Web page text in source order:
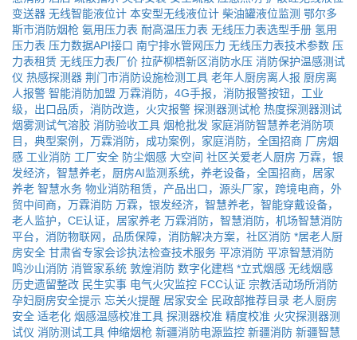
变送器 无线智能液位计 本安型无线液位计 柴油罐液位监测 鄂尔多
斯市消防烟枪 氨用压力表 耐高温压力表 无线压力表选型手册 氢用
压力表 压力数据API接口 南宁排水管网压力 无线压力表技术参数 压
力表租赁 无线压力表厂价 拉萨柳梧新区消防水压 消防保护温感测试
仪 热感探测器 荆门市消防设施检测工具 老年人厨房离人报 厨房离
人报警 智能消防加盟 万霖消防，4G手报，消防报警按钮，工业
级，出口品质，消防改造，火灾报警 探测器测试枪 热度探测器测试
烟雾测试气溶胶 消防验收工具 烟枪批发 家庭消防智慧养老消防项
目，典型案例，万霖消防，成功案例，家庭消防，全国招商 厂房烟
感 工业消防 工厂安全 防尘烟感 大空间 社区关爱老人厨房 万霖，银
发经济，智慧养老，厨房AI监测系统，养老设备，全国招商，居家
养老 智慧水务 物业消防租赁，产品出口，源头厂家，跨境电商，外
贸中间商，万霖消防 万霖，银发经济，智慧养老，智能穿戴设备，
老人监护，CE认证，居家养老 万霖消防，智慧消防，机场智慧消防
平台，消防物联网，品质保障，消防解决方案，社区消防 *居老人厨
房安全 甘肃省专家会诊执法检查技术服务 平凉消防 平凉智慧消防
鸣沙山消防 消管家系统 敦煌消防 数字化建档 *立式烟感 无线烟感
历史遗留整改 民生实事 电气火灾监控 FCC认证 宗教活动场所消防
孕妇厨房安全提示 忘关火提醒 居家安全 民政部推荐目录 老人厨房
安全 适老化 烟感温感校准工具 探测器校准 精度校准 火灾探测器测
试仪 消防测试工具 伸缩烟枪 新疆消防电源监控 新疆消防 新疆智慧